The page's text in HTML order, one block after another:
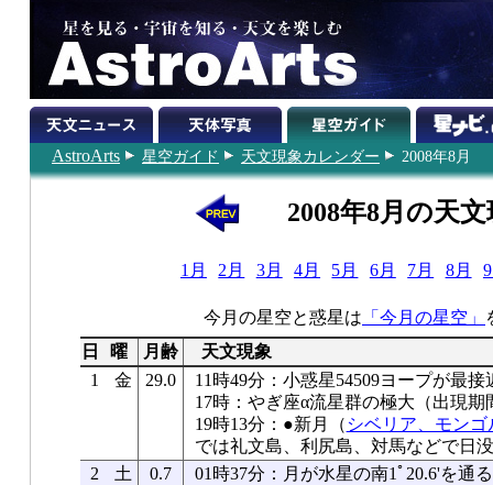
AstroArts 星空ガイド 天文現象カレンダー 2008年8月
2008年8月の天
1月 2月 3月 4月 5月 6月 7月 8月
今月の星空と惑星は 「今月の星空」
日
曜 月齢
天文現象
1
金 29.0
11時49分：小惑星54509ヨープが最接
17時：やぎ座α流星群の極大（出現期
19時13分：●新月（ シベリア、モン
では礼文島、利尻島、対馬などで日
2
土 0.7
01時37分：月が水星の南1ﾟ20.6'を通